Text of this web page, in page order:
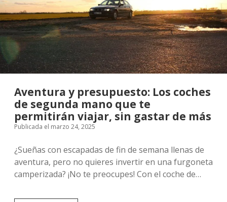
Allá
de
la
Dependencia
Amorosa
Aventura y presupuesto: Los coches
de segunda mano que te
permitirán viajar, sin gastar de más
Publicada el marzo 24, 2025
¿Sueñas con escapadas de fin de semana llenas de
aventura, pero no quieres invertir en una furgoneta
camperizada? ¡No te preocupes! Con el coche de…